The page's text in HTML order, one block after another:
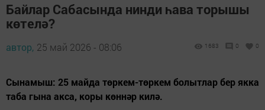
Байлар Сабасында нинди һава торышы
көтелә?
автор, 25 май 2026 - 08:06 1683 0 0
Сынамыш: 25 майда төркем-төркем болытлар бер якка
таба гына акса, коры көннәр килә.